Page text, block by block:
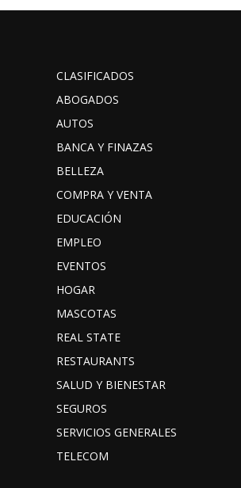
CLASIFICADOS
ABOGADOS
AUTOS
BANCA Y FINAZAS
BELLEZA
COMPRA Y VENTA
EDUCACIÓN
EMPLEO
EVENTOS
HOGAR
MASCOTAS
REAL STATE
RESTAURANTS
SALUD Y BIENESTAR
SEGUROS
SERVICIOS GENERALES
TELECOM